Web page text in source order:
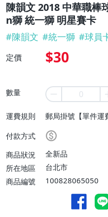
陳韻文 2018 中華職棒
n獅 統一獅 明星賽卡
#陳韻文 #統一獅 #球員
定價 $30
數量
運費規則
郵局掛號【單件運
付款方式
商品狀況
全新品
所在地區
台北市
商品編號
100828065050